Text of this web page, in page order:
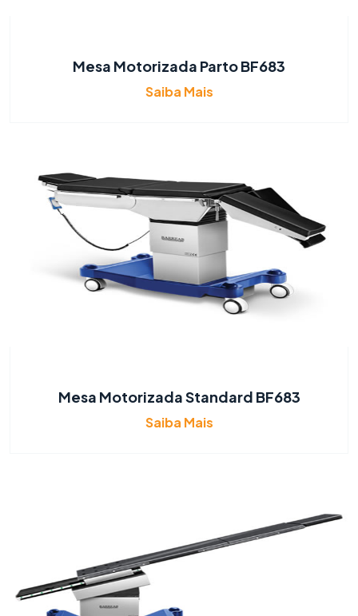
Mesa Motorizada Parto BF683
Saiba Mais
Mesa Motorizada Standard BF683
Saiba Mais